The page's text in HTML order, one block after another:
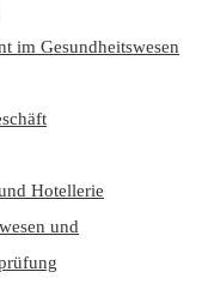
im Gesundheitswesen
Hotellerie
und